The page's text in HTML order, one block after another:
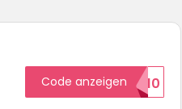
Code anzeigenHELLO10